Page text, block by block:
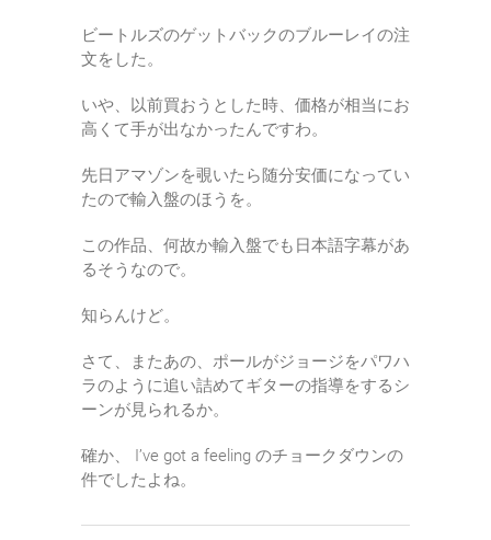
ビートルズのゲットバックのブルーレイの注
文をした。
いや、以前買おうとした時、価格が相当にお
高くて手が出なかったんですわ。
先日アマゾンを覗いたら随分安価になってい
たので輸入盤のほうを。
この作品、何故か輸入盤でも日本語字幕があ
るそうなので。
知らんけど。
さて、またあの、ポールがジョージをパワハ
ラのように追い詰めてギターの指導をするシ
ーンが見られるか。
確か、 I’ve got a feeling のチョークダウンの
件でしたよね。